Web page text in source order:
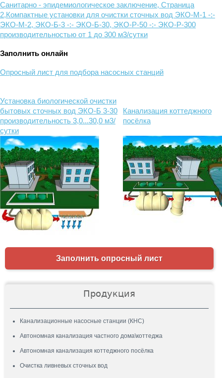
Санитарно - эпидемиологическое заключение, Страница
2,Компактные установки для очистки сточных вод ЭКО-М-1 -:-
ЭКО-М-2, ЭКО-Б-3 -:- ЭКО-Б-30, ЭКО-Р-50 -:- ЭКО-Р-300
производительностью от 1 до 300 м3/сутки
Заполнить онлайн
Опросный лист для подбора насосных станций
Установка биологической очистки
бытовых сточных вод ЭКО-Б 3-30
производительность 3,0...30,0 м3/
сутки
Канализация коттеджного
посёлка
Заполнить опросный лист
Продукция
Канализационные насосные станции (КНС)
Автономная канализация частного дома\коттеджа
Автономная канализация коттеджного посёлка
Очистка ливневых сточных вод